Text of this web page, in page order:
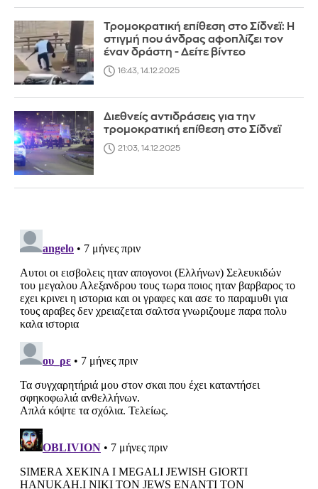
Τρομοκρατική επίθεση στο Σίδνεϊ: Η
στιγμή που άνδρας αφοπλίζει τον
έναν δράστη - Δείτε βίντεο
16:43, 14.12.2025
Διεθνείς αντιδράσεις για την
τρομοκρατική επίθεση στο Σίδνεϊ
21:03, 14.12.2025